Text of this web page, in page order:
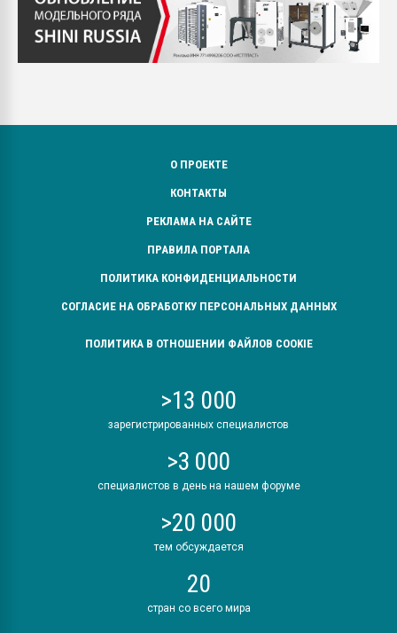
О ПРОЕКТЕ
КОНТАКТЫ
РЕКЛАМА НА САЙТЕ
ПРАВИЛА ПОРТАЛА
ПОЛИТИКА КОНФИДЕНЦИАЛЬНОСТИ
СОГЛАСИЕ НА ОБРАБОТКУ ПЕРСОНАЛЬНЫХ ДАННЫХ
ПОЛИТИКА В ОТНОШЕНИИ ФАЙЛОВ COOKIE
>13 000
зарегистрированных специалистов
>3 000
специалистов в день на нашем форуме
>20 000
тем обсуждается
20
стран со всего мира